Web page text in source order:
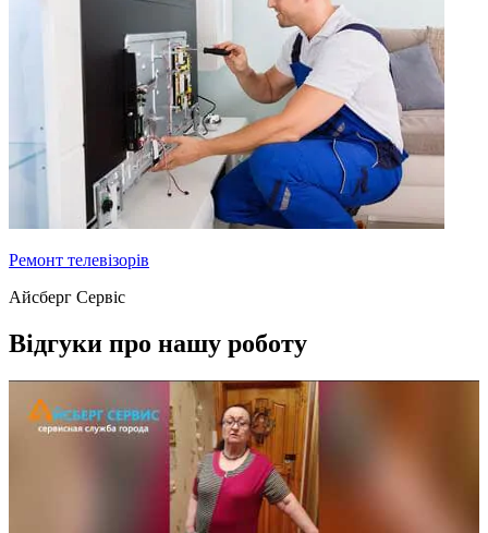
Ремонт телевізорів
Айсберг Сервіс
Відгуки про нашу роботу